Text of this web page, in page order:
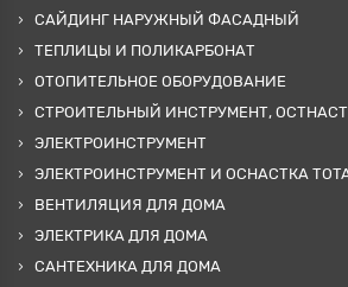
САЙДИНГ НАРУЖНЫЙ ФАСАДНЫЙ
ТЕПЛИЦЫ И ПОЛИКАРБОНАТ
ОТОПИТЕЛЬНОЕ ОБОРУДОВАНИЕ
СТРОИТЕЛЬНЫЙ ИНСТРУМЕНТ,
ЭЛЕКТРОИНСТРУМЕНТ
ЭЛЕКТРОИНСТРУМЕНТ И ОСНАСТКА
ВЕНТИЛЯЦИЯ ДЛЯ ДОМА
ЭЛЕКТРИКА ДЛЯ ДОМА
САНТЕХНИКА ДЛЯ ДОМА